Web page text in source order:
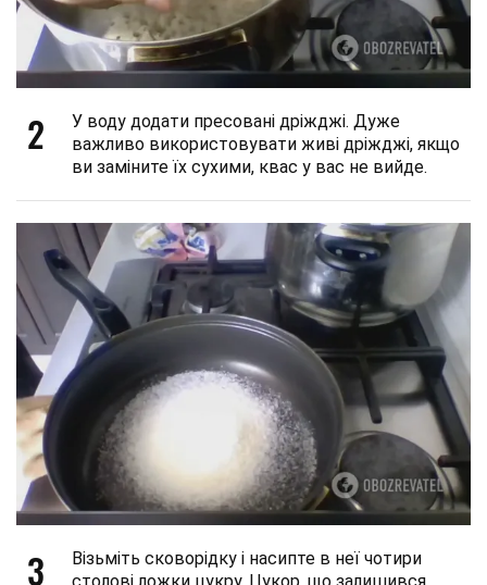
2
У воду додати пресовані дріжджі. Дуже
важливо використовувати живі дріжджі, якщо
ви заміните їх сухими, квас у вас не вийде.
3
Візьміть сковорідку і насипте в неї чотири